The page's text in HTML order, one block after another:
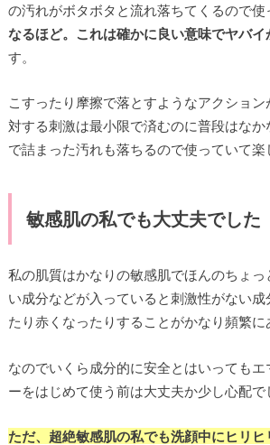
の汚れがボタボタと流れ落ちてくるので使
なるほど。これは確かに良い意味でヤバイ
す。
こすったり摩擦で落とすようなアクショ
対する刺激は最小限で済むのに普段はなか
で詰まった汚れも落ちるので使っていて楽
敏感肌の私でも大丈夫でした
私の肌質はかなりの敏感肌でほんのちょ
い成分などが入っていると刺激性がない成
たり赤くなったりすることがかなり頻繁に
なのでいくら成分的に安全とはいっても
ーをはじめて使う前は大丈夫か少し心配で
ただ、超絶敏感肌の私でも洗顔中にヒリ